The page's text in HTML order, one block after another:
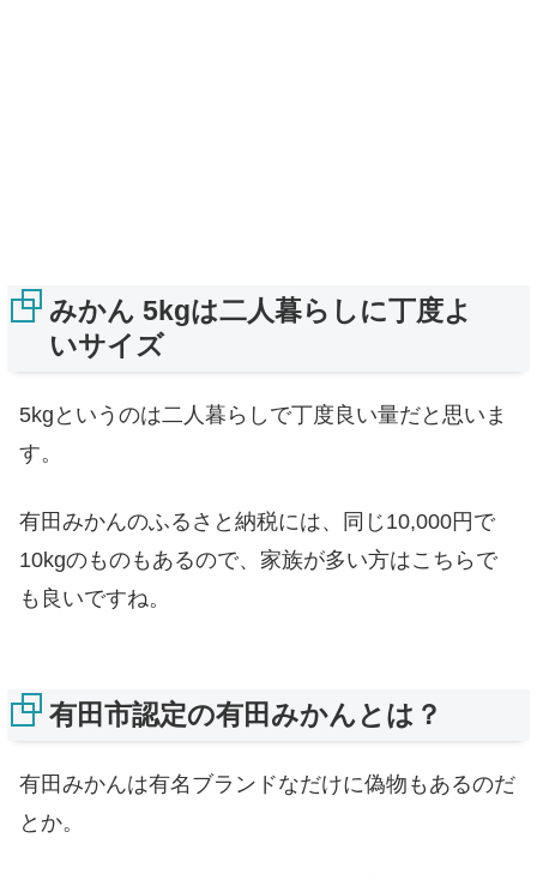
みかん 5kgは二人暮らしに丁度よ
いサイズ
5kgというのは二人暮らしで丁度良い量だと思いま
す。
有田みかんのふるさと納税には、同じ10,000円で
10kgのものもあるので、家族が多い方はこちらで
も良いですね。
有田市認定の有田みかんとは？
有田みかんは有名ブランドなだけに偽物もあるのだ
とか。